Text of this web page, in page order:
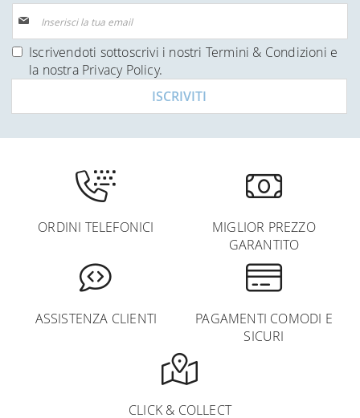
alla
nostra
Newsletter:
Iscrivendoti sottoscrivi i nostri Termini & Condizioni e
la nostra Privacy Policy.
ISCRIVITI
ORDINI TELEFONICI
MIGLIOR PREZZO
GARANTITO
ASSISTENZA CLIENTI
PAGAMENTI COMODI E
SICURI
CLICK & COLLECT